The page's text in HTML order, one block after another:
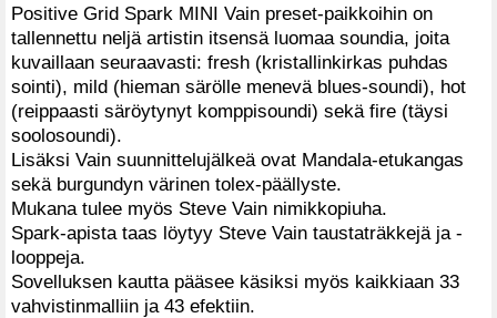
Positive Grid Spark MINI Vain preset-paikkoihin on
tallennettu neljä artistin itsensä luomaa soundia, joita
kuvaillaan seuraavasti: fresh (kristallinkirkas puhdas
sointi), mild (hieman särölle menevä blues-soundi), hot
(reippaasti säröytynyt komppisoundi) sekä fire (täysi
soolosoundi).
Lisäksi Vain suunnittelujälkeä ovat Mandala-etukangas
sekä burgundyn värinen tolex-päällyste.
Mukana tulee myös Steve Vain nimikkopiuha.
Spark-apista taas löytyy Steve Vain taustaträkkejä ja -
looppeja.
Sovelluksen kautta pääsee käsiksi myös kaikkiaan 33
vahvistinmalliin ja 43 efektiin.